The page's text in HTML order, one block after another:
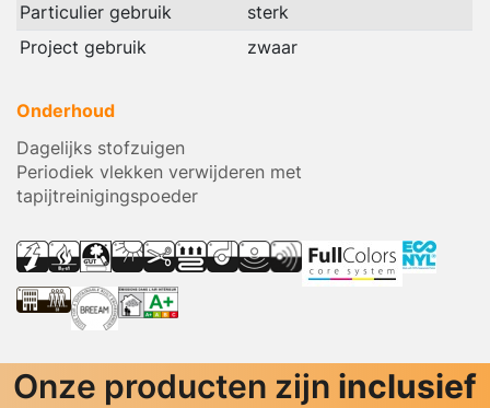
Particulier gebruik
sterk
Project gebruik
zwaar
Onderhoud
Dagelijks stofzuigen
Periodiek vlekken verwijderen met
tapijtreinigingspoeder
Onze producten zijn inclusief